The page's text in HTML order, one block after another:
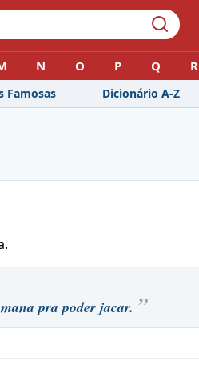
N O P Q R
Famosas Dicionário A-Z
pra poder jacar.